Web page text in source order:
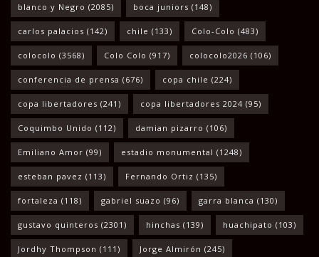
blanco y Negro (2085) boca juniors (148)
carlos palacios (142) chile (133) Colo-Colo (483)
colocolo (3568) Colo Colo (917) colocolo2026 (106)
conferencia de prensa (676) copa chile (224)
copa libertadores (241) copa libertadores 2024 (95)
Coquimbo Unido (112) damian pizarro (106)
Emiliano Amor (99) estadio monumental (1248)
esteban pavez (113) Fernando Ortiz (135)
fortaleza (118) gabriel suazo (96) garra blanca (130)
gustavo quinteros (2301) hinchas (139) huachipato (103)
Jordhy Thompson (111) Jorge Almirón (245)